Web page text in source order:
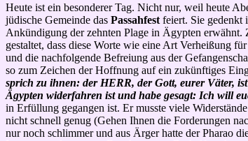
Heute ist ein besonderer Tag. Nicht nur, weil heute
jüdische Gemeinde das Passahfest feiert. Sie gedenkt
Ankündigung der zehnten Plage in Ägypten erwähnt.
gestaltet, dass diese Worte wie eine Art Verheißung
und die nachfolgende Befreiung aus der
so zum Zeichen der Hoffnung auf ein zukünftiges
sprich zu ihnen: der HERR, der Gott, eurer Väter,
Ägypten widerfahren ist und habe gesagt: Ich will
in Erfüllung gegangen ist. Er musste viele
nicht schnell genug (Gehen Ihnen die Forderungen
nur noch schlimmer und aus Ärger hatte der Pharao